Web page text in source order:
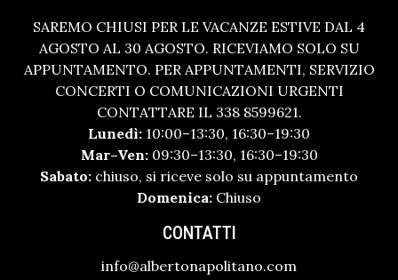
SAREMO CHIUSI PER LE VACANZE ESTIVE DAL 4
AGOSTO AL 30 AGOSTO. RICEVIAMO SOLO SU
APPUNTAMENTO. PER APPUNTAMENTI, SERVIZIO
CONCERTI O COMUNICAZIONI URGENTI
CONTATTARE IL 338 8599621.
Lunedì: 10:00–13:30, 16:30–19:30
Mar–Ven:09:30–13:30, 16:30–19:30
Sabato: chiuso, si riceve solo su appuntamento
Domenica: Chiuso
CONTATTI
info@albertonapolitano.com